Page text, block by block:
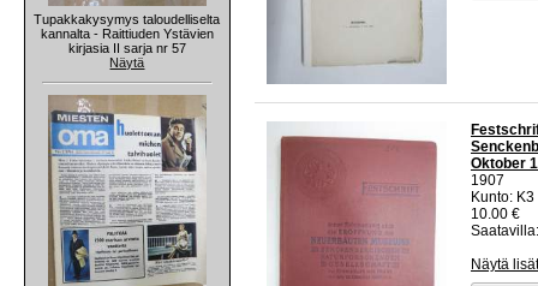
Tupakkakysymys taloudelliselta
kannalta - Raittiuden Ystävien
kirjasia II sarja nr 57
Näytä
Oktober
1907
Kunto:
10.00 €
Näytä